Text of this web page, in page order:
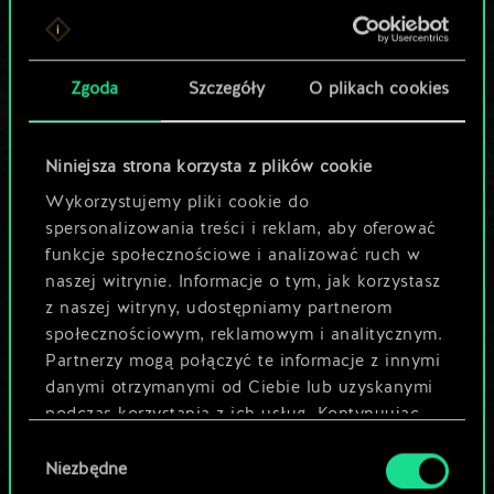
Zgoda Szczegóły O plikach cookies
Niniejsza strona korzysta z plików cookie
Wykorzystujemy pliki cookie do
spersonalizowania treści i reklam, aby oferować
funkcje społecznościowe i analizować ruch w
naszej witrynie. Informacje o tym, jak korzystasz
z naszej witryny, udostępniamy partnerom
społecznościowym, reklamowym i analitycznym.
Partnerzy mogą połączyć te informacje z innymi
danymi otrzymanymi od Ciebie lub uzyskanymi
podczas korzystania z ich usług. Kontynuując
używanie plików cookie.
zgody
Niezbędne
Lubisz grać tą talią?
Pomóż społeczności
odkryć jej
potencjał!
Nazwij talię i opisz swoją strategię
Edytuj talię
LUB